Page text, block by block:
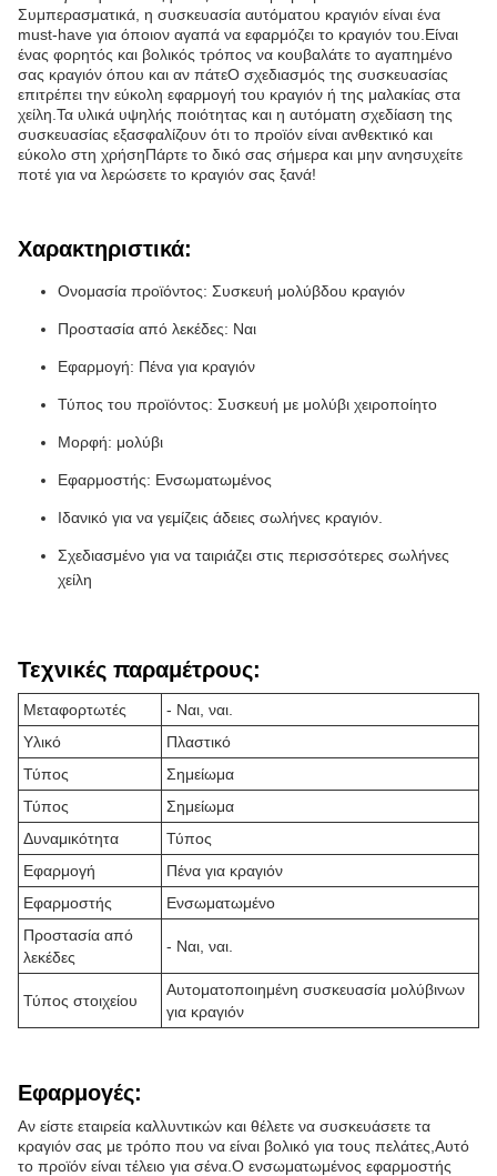
Συμπερασματικά, η συσκευασία αυτόματου κραγιόν είναι ένα
must-have για όποιον αγαπά να εφαρμόζει το κραγιόν του.Είναι
ένας φορητός και βολικός τρόπος να κουβαλάτε το αγαπημένο
σας κραγιόν όπου και αν πάτεΟ σχεδιασμός της συσκευασίας
επιτρέπει την εύκολη εφαρμογή του κραγιόν ή της μαλακίας στα
χείλη.Τα υλικά υψηλής ποιότητας και η αυτόματη σχεδίαση της
συσκευασίας εξασφαλίζουν ότι το προϊόν είναι ανθεκτικό και
εύκολο στη χρήσηΠάρτε το δικό σας σήμερα και μην ανησυχείτε
ποτέ για να λερώσετε το κραγιόν σας ξανά!
Χαρακτηριστικά:
Ονομασία προϊόντος: Συσκευή μολύβδου κραγιόν
Προστασία από λεκέδες: Ναι
Εφαρμογή: Πένα για κραγιόν
Τύπος του προϊόντος: Συσκευή με μολύβι χειροποίητο
Μορφή: μολύβι
Εφαρμοστής: Ενσωματωμένος
Ιδανικό για να γεμίζεις άδειες σωλήνες κραγιόν.
Σχεδιασμένο για να ταιριάζει στις περισσότερες σωλήνες
χείλη
Τεχνικές παραμέτρους:
Μεταφορτωτές
- Ναι, ναι.
Υλικό
Πλαστικό
Τύπος
Σημείωμα
Τύπος
Σημείωμα
Δυναμικότητα
Τύπος
Εφαρμογή
Πένα για κραγιόν
Εφαρμοστής
Ενσωματωμένο
Προστασία από
λεκέδες
- Ναι, ναι.
Τύπος στοιχείου
Αυτοματοποιημένη συσκευασία μολύβινων
για κραγιόν
Εφαρμογές:
Αν είστε εταιρεία καλλυντικών και θέλετε να συσκευάσετε τα
κραγιόν σας με τρόπο που να είναι βολικό για τους πελάτες,Αυτό
το προϊόν είναι τέλειο για σένα.Ο ενσωματωμένος εφαρμοστής